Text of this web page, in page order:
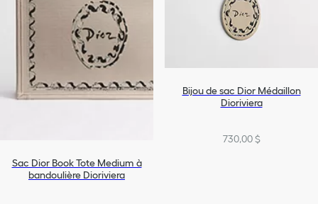
Sac Dior Book Tote Medium à
bandoulière Dioriviera
Bijou de sac Dior Médaillon
Dioriviera
730,00 $